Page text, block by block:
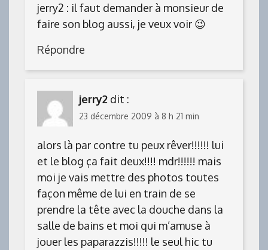
jerry2 : il faut demander à monsieur de
faire son blog aussi, je veux voir 😉
Répondre
jerry2 dit :
23 décembre 2009 à 8 h 21 min
alors là par contre tu peux rêver!!!!!! lui
et le blog ça fait deux!!!! mdr!!!!!! mais
moi je vais mettre des photos toutes
façon même de lui en train de se
prendre la tête avec la douche dans la
salle de bains et moi qui m’amuse à
jouer les paparazzis!!!!! le seul hic tu